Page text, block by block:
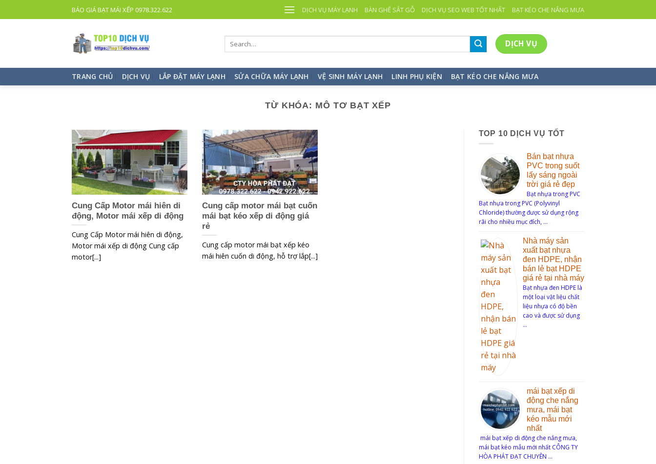
10
TÍN
BÁO GIÁ BẠT MÁI XẾP 0978.322.622 DỊCH VỤ MÁY LẠNH BÀN GHẾ SẮT GỖ DỊCH VỤ SEO WEB TỐT NHẤT BẠT KÉO CHE NẮNG MƯA
DỊCH VỤ
TRANG CHỦ DỊCH VỤ LẮP ĐẶT MÁY LẠNH SỬA CHỮA MÁY LẠNH VỆ SINH MÁY LẠNH LINH PHỤ KIỆN BẠT KÉO CHE NẮNG MƯA
TỪ KHÓA: MÔ TƠ BẠT XẾP
Cung Cấp Motor mái hiên di
động, Motor mái xếp di động
Cung Cấp Motor mái hiên di động,
Motor mái xếp di động Cung cấp
motor[...]
Cung cấp motor mái bạt cuốn
mái bạt kéo xếp di động giá
rẻ
Cung cấp motor mái bạt xếp kéo
mái hiên cuốn di động, hỗ trợ lắp[...]
TOP 10 DỊCH VỤ TỐT
Bán bạt nhựa
PVC trong suốt
lấy sáng ngoài
trời giá rẻ đẹp
Bạt nhựa trong PVC
Bạt nhựa trong PVC (Polyvinyl
Chloride) thường được sử dụng rộng
rãi cho nhiều mục đích, …
Nhà máy sản
xuất bạt nhựa
đen HDPE, nhận
bán lẻ bạt HDPE
giá rẻ tại nhà máy
Bạt nhựa đen HDPE là
một loại vật liệu chất
liệu nhựa có độ bền
cao và được sử dụng
…
mái bạt xếp di
động che nắng
mưa, mái bạt
kéo mẫu mới
nhất
mái bạt xếp di động che nắng mưa,
mái bạt kéo mẫu mới nhất CÔNG TY
HÒA PHÁT ĐẠT CHUYÊN …